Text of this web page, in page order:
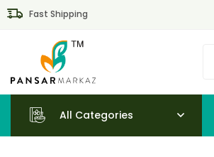
Fast Shipping
All Categories